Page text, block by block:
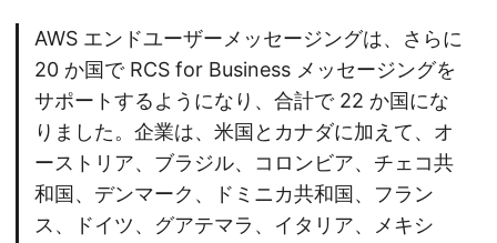
AWS エンドユーザーメッセージングは、さらに
20 か国で RCS for Business メッセージングを
サポートするようになり、合計で 22 か国にな
りました。企業は、米国とカナダに加えて、オ
ーストリア、ブラジル、コロンビア、チェコ共
和国、デンマーク、ドミニカ共和国、フラン
ス、ドイツ、グアテマラ、イタリア、メキシ